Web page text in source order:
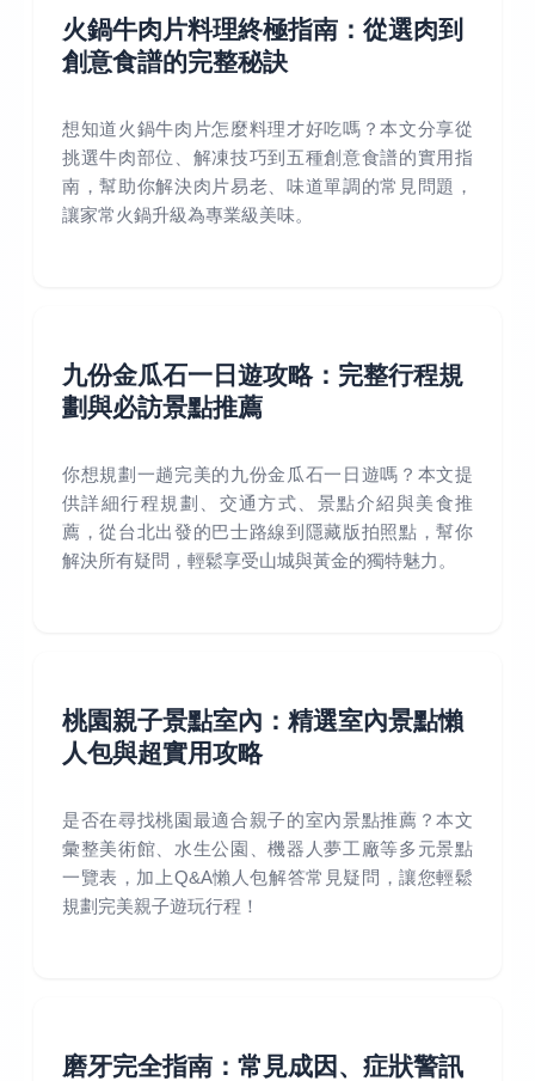
火鍋牛肉片料理終極指南：從選肉到
創意食譜的完整秘訣
想知道火鍋牛肉片怎麼料理才好吃嗎？本文分享從
挑選牛肉部位、解凍技巧到五種創意食譜的實用指
南，幫助你解決肉片易老、味道單調的常見問題，
讓家常火鍋升級為專業級美味。
九份金瓜石一日遊攻略：完整行程規
劃與必訪景點推薦
你想規劃一趟完美的九份金瓜石一日遊嗎？本文提
供詳細行程規劃、交通方式、景點介紹與美食推
薦，從台北出發的巴士路線到隱藏版拍照點，幫你
解決所有疑問，輕鬆享受山城與黃金的獨特魅力。
桃園親子景點室內：精選室內景點懶
人包與超實用攻略
是否在尋找桃園最適合親子的室內景點推薦？本文
彙整美術館、水生公園、機器人夢工廠等多元景點
一覽表，加上Q&A懶人包解答常見疑問，讓您輕鬆
規劃完美親子遊玩行程！
磨牙完全指南：常見成因、症狀警訊